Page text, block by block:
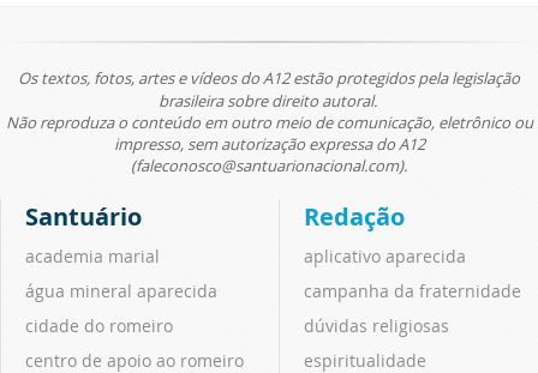
Os textos, fotos, artes e vídeos do A12 estão protegidos pela legislação
brasileira sobre direito autoral.
Não reproduza o conteúdo em outro meio de comunicação, eletrônico ou
impresso, sem autorização expressa do A12
(faleconosco@santuarionacional.com).
Santuário
academia marial
água mineral aparecida
cidade do romeiro
centro de apoio ao romeiro
Redação
aplicativo aparecida
campanha da fraternidade
dúvidas religiosas
espiritualidade